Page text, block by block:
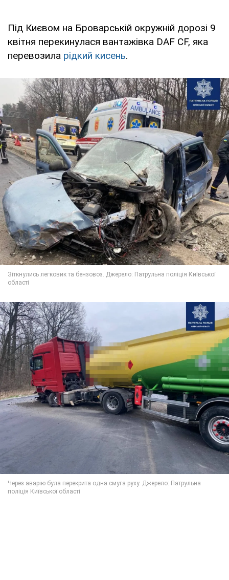
Під Києвом на Броварській окружній дорозі 9
квітня перекинулася вантажівка DAF CF, яка
перевозила рідкий кисень.